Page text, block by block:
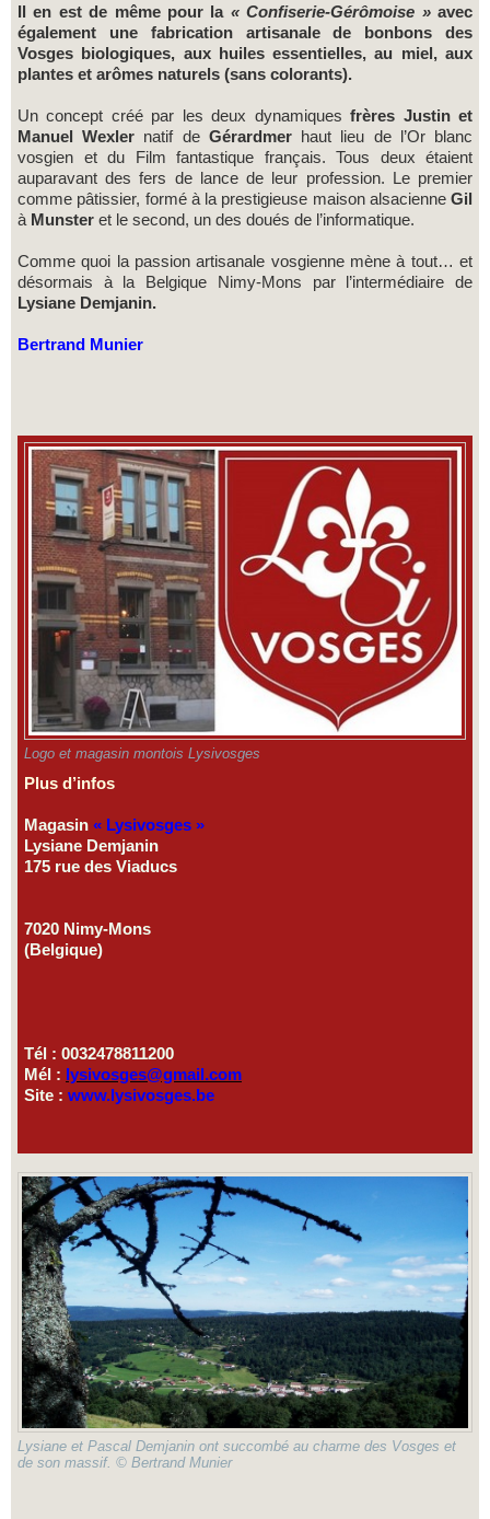
Il en est de même pour la « Confiserie-Gérômoise »avec
également une fabrication artisanale de bonbons des
Vosges biologiques, aux huiles essentielles, au miel, aux
plantes et arômes naturels (sans colorants).
Un concept créé par les deux dynamiquesfrères Justin et
Manuel Wexler natif de Gérardmer haut lieu de l’Or blanc
vosgien et du Film fantastique français. Tous deux étaient
auparavant des fers de lance de leur profession. Le premier
comme pâtissier, formé à la prestigieuse maison alsacienneGil
à Munster et le second, un des doués de l’informatique.
Comme quoi la passion artisanale vosgienne mène à tout… et
désormais à la Belgique Nimy-Mons par l’intermédiaire de
Lysiane Demjanin.
Bertrand Munier
Logo et magasin montois Lysivosges
Plus d’infos
Magasin « Lysivosges »
Lysiane Demjanin
175 rue des Viaducs
7020 Nimy-Mons
(Belgique)
Tél : 0032478811200
Mél : lysivosges@gmail.com
Site : www.lysivosges.be
Lysiane et Pascal Demjanin ont succombé au charme des Vosges et
de son massif. © Bertrand Munier